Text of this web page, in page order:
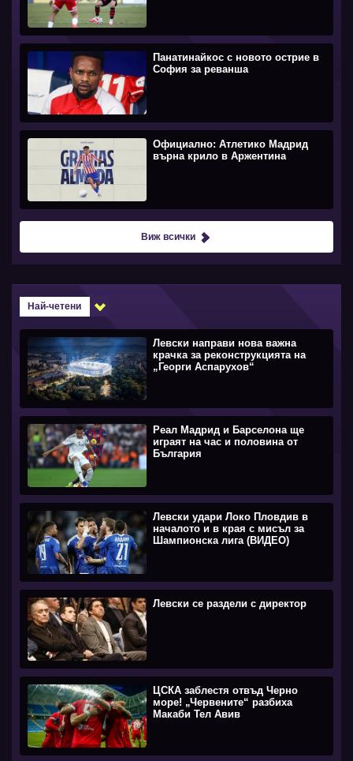
Панатинайкос с новото острие в
София за реванша
Официално: Атлетико Мадрид
върна крило в Аржентина
Виж всички
Най-четени
Левски направи нова важна
крачка за реконструкцията на
„Георги Аспарухов“
Реал Мадрид и Барселона ще
играят на час и половина от
България
Левски удари Локо Пловдив в
началото и в края с мисъл за
Шампионска лига (ВИДЕО)
Левски се раздели с директор
ЦСКА заблестя отвъд Черно
море! „Червените“ разбиха
Макаби Тел Авив